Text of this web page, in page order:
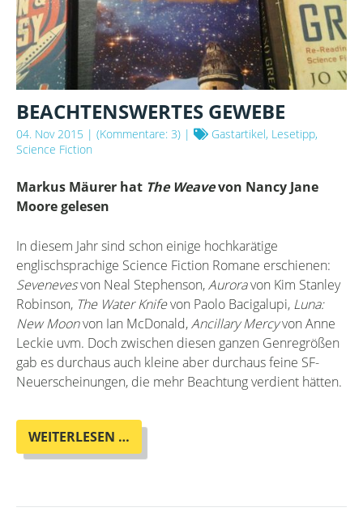
BEACHTENSWERTES GEWEBE
04. Nov 2015 | (Kommentare: 3) |
Gastartikel, Lesetipp,
Science Fiction
Markus Mäurer hat The Weavevon Nancy Jane
Moore gelesen
In diesem Jahr sind schon einige hochkarätige
englischsprachige Science Fiction Romane erschienen:
Sevenevesvon Neal Stephenson,Auroravon Kim Stanley
Robinson, The Water Knifevon Paolo Bacigalupi, Luna:
New Moonvon Ian McDonald,Ancillary Mercyvon Anne
Leckie uvm. Doch zwischen diesen ganzen Genregrößen
gab es durchaus auch kleine aber durchaus feine SF-
Neuerscheinungen, die mehr Beachtung verdient hätten.
WEITERLESEN …
GEWEBE